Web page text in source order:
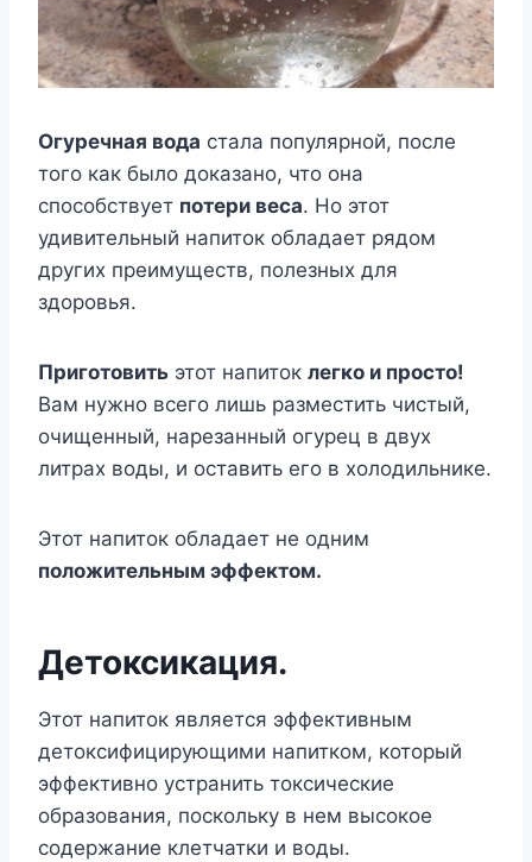
Огуречная вода стала популярной, после
того как было доказано, что она
способствует потери веса. Но этот
удивительный напиток обладает рядом
других преимуществ, полезных для
здоровья.
Приготовить этот напиток легко и просто!
Вам нужно всего лишь разместить чистый,
очищенный, нарезанный огурец в двух
литрах воды, и оставить его в холодильнике.
Этот напиток обладает не одним
положительным эффектом.
Детоксикация.
Этот напиток является эффективным
детоксифицирующими напитком, который
эффективно устранить токсические
образования, поскольку в нем высокое
содержание клетчатки и воды.